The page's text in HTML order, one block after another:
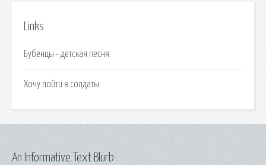
Links
Бубенцы - детская песня.
Хочу пойти в солдаты.
An Informative Text Blurb